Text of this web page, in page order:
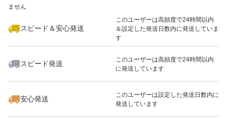
ません
スピード＆安心発送
このユーザーは高頻度で24時間以内
＆設定した発送日数内に発送していま
す
スピード発送
このユーザーは高頻度で24時間以内
に発送しています
安心発送
このユーザーは設定した発送日数内に
発送しています
いいね！
8,400